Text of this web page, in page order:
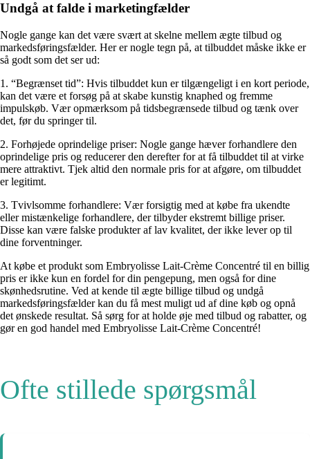
Undgå at falde i marketingfælder
Nogle gange kan det være svært at skelne mellem ægte tilbud og
markedsføringsfælder. Her er nogle tegn på, at tilbuddet måske ikke er
så godt som det ser ud:
1. “Begrænset tid”: Hvis tilbuddet kun er tilgængeligt i en kort periode,
kan det være et forsøg på at skabe kunstig knaphed og fremme
impulskøb. Vær opmærksom på tidsbegrænsede tilbud og tænk over
det, før du springer til.
2. Forhøjede oprindelige priser: Nogle gange hæver forhandlere den
oprindelige pris og reducerer den derefter for at få tilbuddet til at virke
mere attraktivt. Tjek altid den normale pris for at afgøre, om tilbuddet
er legitimt.
3. Tvivlsomme forhandlere: Vær forsigtig med at købe fra ukendte
eller mistænkelige forhandlere, der tilbyder ekstremt billige priser.
Disse kan være falske produkter af lav kvalitet, der ikke lever op til
dine forventninger.
At købe et produkt som Embryolisse Lait-Crème Concentré til en billig
pris er ikke kun en fordel for din pengepung, men også for dine
skønhedsrutine. Ved at kende til ægte billige tilbud og undgå
markedsføringsfælder kan du få mest muligt ud af dine køb og opnå
det ønskede resultat. Så sørg for at holde øje med tilbud og rabatter, og
gør en god handel med Embryolisse Lait-Crème Concentré!
Ofte stillede spørgsmål